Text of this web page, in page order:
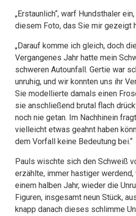
„Erstaunlich“, warf Hundsthaler
diesem Foto, das Sie mir gezeigt
„Darauf komme ich gleich, doch
Vergangenes Jahr hatte mein
schweren Autounfall. Gertie war
unruhig, und wir konnten uns ihr
Sie modellierte damals einen
sie anschließend brutal flach
noch nie getan. Im Nachhinein
vielleicht etwas geahnt haben
dem Vorfall keine Bedeutung bei.“
Pauls wischte sich den Schweiß
erzählte, immer hastiger werdend,
einem halben Jahr, wieder die
Figuren, insgesamt neun Stück,
knapp danach dieses schlimme